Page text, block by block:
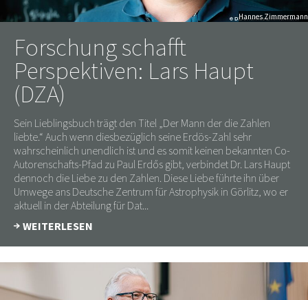
Hannes Zimmermann
Forschung schafft
Perspektiven: Lars Haupt
(DZA)
Sein Lieblingsbuch trägt den Titel „Der Mann der die Zahlen
liebte.“ Auch wenn diesbezüglich seine Erdös-Zahl sehr
wahrscheinlich unendlich ist und es somit keinen bekannten Co-
Autorenschafts-Pfad zu Paul Erdős gibt, verbindet Dr. Lars Haupt
dennoch die Liebe zu den Zahlen. Diese Liebe führte ihn über
Umwege ans Deutsche Zentrum für Astrophysik in Görlitz, wo er
aktuell in der Abteilung für Dat...
WEITERLESEN